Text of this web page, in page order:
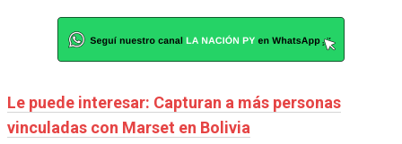
Le puede interesar: Capturan a más personas
vinculadas con Marset en Bolivia